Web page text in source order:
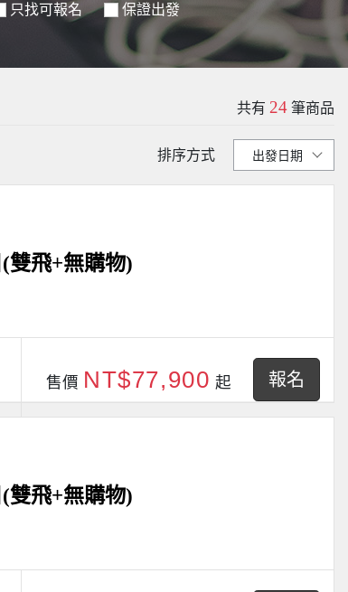
只找可報名 保證出發
共有 24 筆商品
排序方式
雙飛+無購物)
售價 NT$77,900 起 報名
雙飛+無購物)